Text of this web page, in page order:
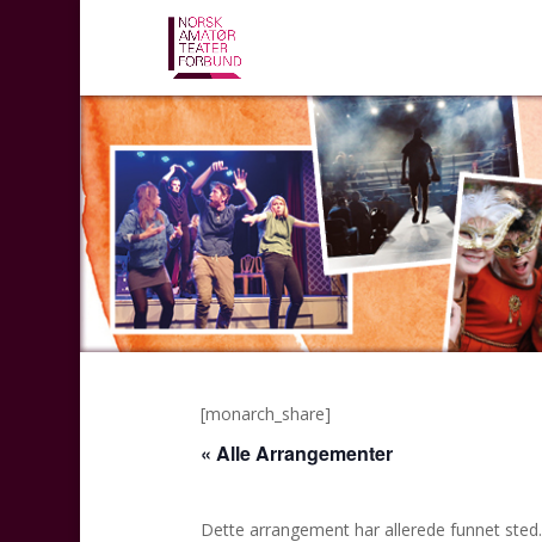
[monarch_share]
« Alle Arrangementer
Dette arrangement har allerede funnet sted.